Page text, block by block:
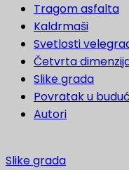
Tragom asfalta
Kaldrmaši
Svetlosti
Četvrta
Slike grada
Povratak u
Autori
Slike grada